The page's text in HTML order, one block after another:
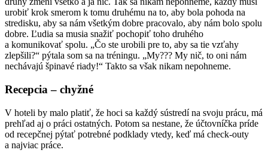
urobiť krok smerom k tomu druhému na to, aby bola pohoda na
stredisku, aby sa nám všetkým dobre pracovalo, aby nám bolo spolu
dobre. Ľudia sa musia snažiť pochopiť toho druhého
a komunikovať spolu. „Čo ste urobili pre to, aby sa tie vzťahy
zlepšili?“ pýtala som sa na tréningu. „My??? My nič, to oni nám
nechávajú špinavé riady!“ Takto sa však nikam nepohneme.
Recepcia – chyžné
V hoteli by malo platiť, že hoci sa každý sústredí na svoju prácu, má
prehľad aj o práci ostatných. Potom sa nestane, že účtovníčka príde
od recepčnej pýtať potrebné podklady vtedy, keď má check-outy
a najviac práce.